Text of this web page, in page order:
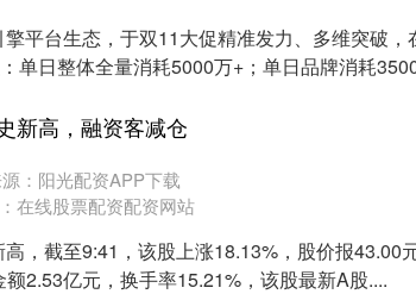
平台生态，于双11大促精准发力、多维突破，
单日整体全量消耗5000万+；单日品牌消耗
新高，融资客减仓
：阳光配资APP下载
在线股票配资配资网站
，截至9:41，该股上涨18.13%，股价报43.00
2.53亿元，换手率15.21%，该股最新A股....